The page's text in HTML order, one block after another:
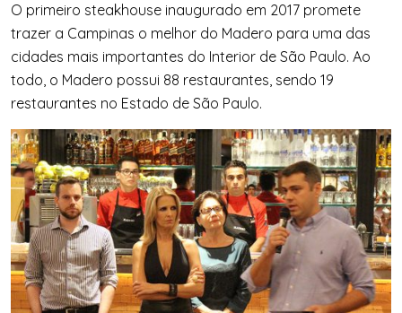
O primeiro steakhouse inaugurado em 2017 promete
trazer a Campinas o melhor do Madero para uma das
cidades mais importantes do Interior de São Paulo. Ao
todo, o Madero possui 88 restaurantes, sendo 19
restaurantes no Estado de São Paulo.